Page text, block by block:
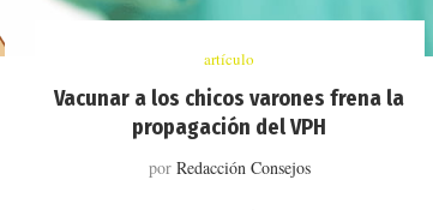
artículo
Vacunar a los chicos varones frena la
propagación del VPH
por Redacción Consejos